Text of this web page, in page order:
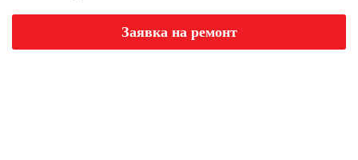
Заявка на ремонт